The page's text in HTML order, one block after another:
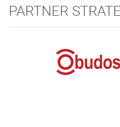
PARTNER